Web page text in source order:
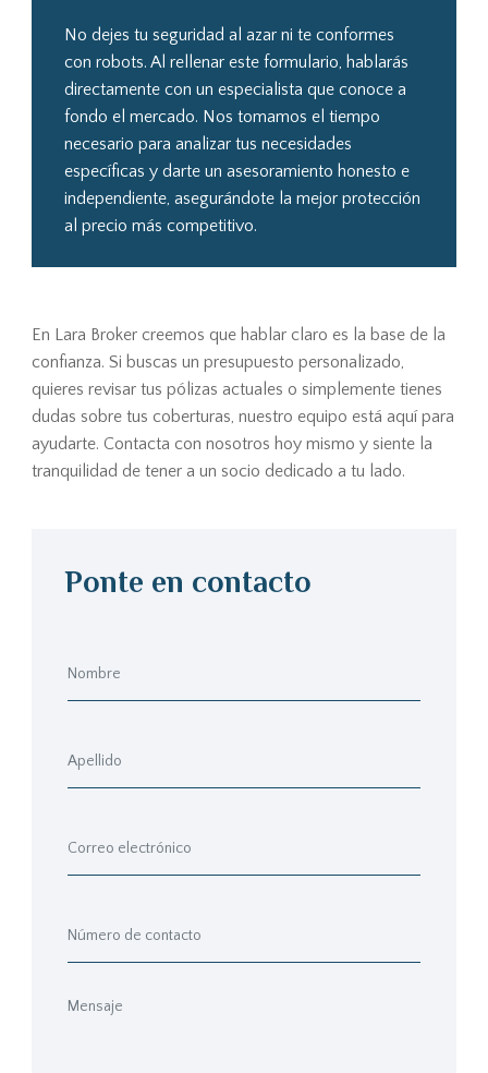
No dejes tu seguridad al azar ni te conformes
con robots. Al rellenar este formulario, hablarás
directamente con un especialista que conoce a
fondo el mercado. Nos tomamos el tiempo
necesario para analizar tus necesidades
específicas y darte un asesoramiento honesto e
independiente, asegurándote la mejor protección
al precio más competitivo.
En Lara Broker creemos que hablar claro es la base de la
confianza. Si buscas un presupuesto personalizado,
quieres revisar tus pólizas actuales o simplemente tienes
dudas sobre tus coberturas, nuestro equipo está aquí para
ayudarte. Contacta con nosotros hoy mismo y siente la
tranquilidad de tener a un socio dedicado a tu lado.
Ponte en contacto